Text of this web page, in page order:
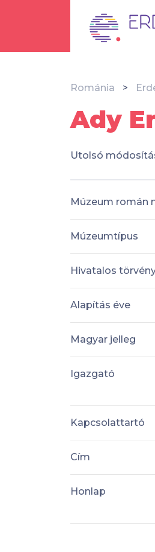
Románia
Ady
Utolsó
Múzeum román
Múzeumtípus
Hivatalos
Alapítás éve
Magyar jelleg
Igazgató
Kapcsolattartó
Cím
Honlap